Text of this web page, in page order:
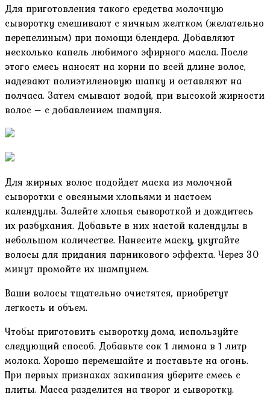
Для приготовления такого средства молочную
сыворотку смешивают с яичным желтком (желательно
перепелиным) при помощи блендера. Добавляют
несколько капель любимого эфирного масла. После
этого смесь наносят на корни по всей длине волос,
надевают полиэтиленовую шапку и оставляют на
полчаса. Затем смывают водой, при высокой жирности
волос – с добавлением шампуня.
Для жирных волос подойдет маска из молочной
сыворотки с овсяными хлопьями и настоем
календулы. Залейте хлопья сывороткой и дождитесь
их разбухания. Добавьте в них настой календулы в
небольшом количестве. Нанесите маску, укутайте
волосы для придания парникового эффекта. Через 30
минут промойте их шампунем.
Ваши волосы тщательно очистятся, приобретут
легкость и объем.
Чтобы приготовить сыворотку дома, используйте
следующий способ. Добавьте сок 1 лимона в 1 литр
молока. Хорошо перемешайте и поставьте на огонь.
При первых признаках закипания уберите смесь с
плиты. Масса разделится на творог и сыворотку.